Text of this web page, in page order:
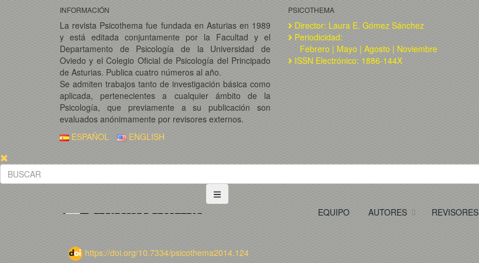
INFORMACIÓN
La revista Psicothema fue fundada en Asturias en 1989
y está editada conjuntamente por la Facultad y el
Departamento de Psicología de la Universidad de
Oviedo y el Colegio Oficial de Psicología del Principado
de Asturias. Publica cuatro números al año.
Se admiten trabajos tanto de investigación básica como
aplicada, pertenecientes a cualquier ámbito de la
Psicología, que previamente a su publicación son
evaluados anónimamente por revisores externos.
PSICOTHEMA
Director: Laura E. Gómez Sánchez
Periodicidad:
Febrero | Mayo | Agosto | Noviembre
ISSN Electrónico: 1886-144X
ESPAÑOL ENGLISH
EQUIPO AUTORES REVISORES
https://doi.org/10.7334/psicothema2014.124